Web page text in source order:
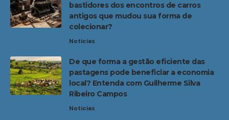
bastidores dos encontros de carros
antigos que mudou sua forma de
colecionar?
Noticias
De que forma a gestão eficiente das
pastagens pode beneficiar a economia
local? Entenda com Guilherme Silva
Ribeiro Campos
Noticias